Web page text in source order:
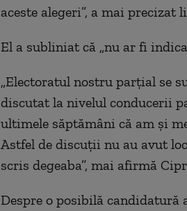
aceste alegeri”, a mai precizat
El a subliniat că „nu ar fi
„Electoratul nostru parțial se
discutat la nivelul conducerii
ultimele săptămâni că am și
Astfel de discuții nu au avut
scris degeaba”, mai afirmă
Despre o posibilă